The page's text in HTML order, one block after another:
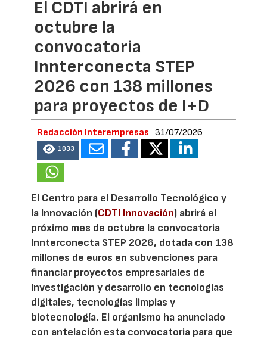
El CDTI abrirá en
octubre la
convocatoria
Innterconecta STEP
2026 con 138 millones
para proyectos de I+D
Redacción Interempresas 31/07/2026
1033
El Centro para el Desarrollo Tecnológico y
la Innovación (CDTI Innovación) abrirá el
próximo mes de octubre la convocatoria
Innterconecta STEP 2026, dotada con 138
millones de euros en subvenciones para
financiar proyectos empresariales de
investigación y desarrollo en tecnologías
digitales, tecnologías limpias y
biotecnología. El organismo ha anunciado
con antelación esta convocatoria para que